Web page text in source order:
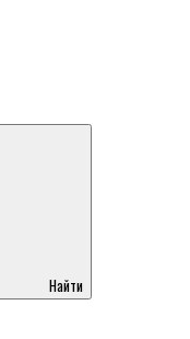
Найти